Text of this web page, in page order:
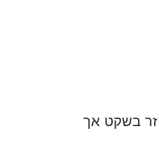
זר בשקט אך